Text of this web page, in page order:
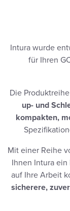
Intura wurde
für Ihren
Die
up- und
kompakten,
Mit einer Reihe
Ihnen Intura
auf Ihre Arbeit
sicherere,